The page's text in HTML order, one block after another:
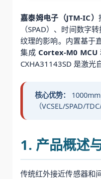
嘉泰姆电子（JTM-IC）
（SPAD）、时间数字
纹理的影响。内置基于
集成 Cortex-M0 MCU
CXHA31143SD 是激光
核心优势：
（VCSEL/SPAD/
1. 产品概述
传统红外接近传感器和